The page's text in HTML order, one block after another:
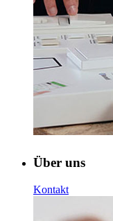
Über uns
Kontakt